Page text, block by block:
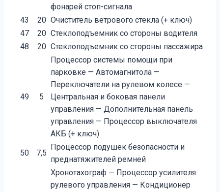
фонарей стоп-сигнала
43
20 Очиститель ветрового стекла (+ ключ)
47
20 Стеклоподъемник со стороны водителя
48
20 Стеклоподъемник со стороны пассажира
49 5
Процессор системы помощи при
парковке — Автомагнитола —
Переключатели на рулевом колесе —
Центральная и боковая панели
управления — Дополнительная панель
управления — Процессор выключателя
АКБ (+ ключ)
50 7,5
Процессор подушек безопасности и
преднатяжителей ремней
Хронотахограф — Процессор усилителя
рулевого управления — Кондиционер